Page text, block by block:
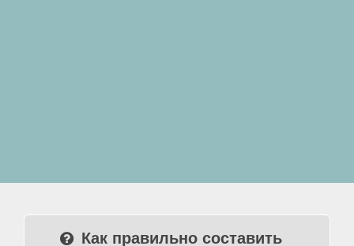
Как правильно составить